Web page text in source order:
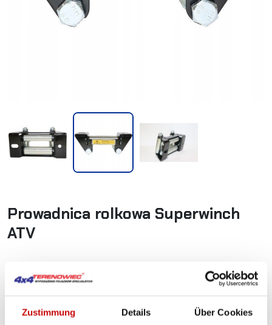
Zustimmung Details Über Cookies
Prowadnica rolkowa Superwinch
ATV
99,00 zł
Podmiot odpowiedzialny za ten produkt na terenie UE:
4x4 Terenowiec Sp. z o.o. Zobacz adres